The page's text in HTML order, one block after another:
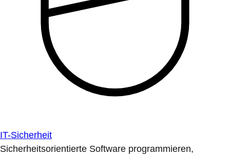
IT-Sicherheit
Sicherheitsorientierte Software programmieren,